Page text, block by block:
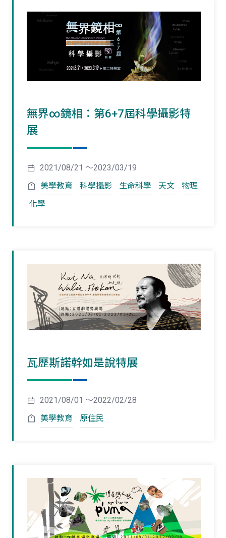
無界∞鏡相：第6+7屆科學攝影特
展
2021/08/21 ～2023/03/19
美學教育
科學攝影 生命科學 天文
物理
化學
瓦歷斯諾幹如是說特展
2021/08/01 ～2022/02/28
美學教育
原住民